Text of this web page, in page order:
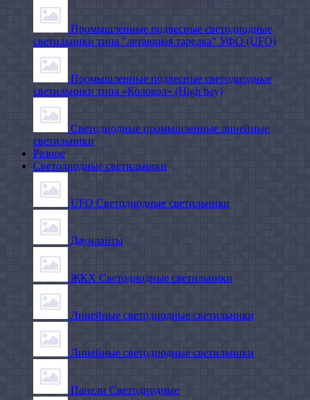
Промышленные подвесные cветодиодные
светильники типа "летающая тарелка" УФО (UFO)
Промышленные подвесные cветодиодные
светильники типа «Колокол» (High bay)
Светодиодные промышленные линейные
светильники
Разное
Светодиодные светильники
UFO Светодиодные светильники
Даунлайты
ЖКХ Светодиодные светильники
Линейные светодиодные светильники
Линейные светодиодные светильники
Панели Светодиодные